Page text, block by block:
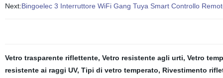
Next:Bingoelec 3 Interruttore WiFi Gang Tuya Smart Controllo
Vetro trasparente riflettente, Vetro resistente agli urti, Vetro
resistente ai raggi UV, Tipi di vetro temperato, Rivestimento